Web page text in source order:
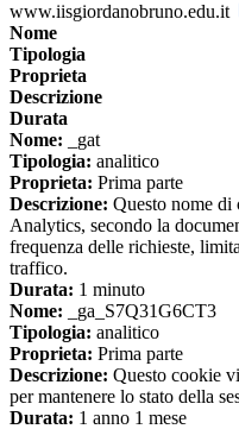
www.iisgiordanobruno.edu.it
Nome
Tipologia
Proprieta
Descrizione
Durata
Nome: _gat
Tipologia: analitico
Proprieta: Prima parte
Descrizione: Questo nome di
Analytics, secondo la
frequenza delle richieste,
traffico.
Durata: 1 minuto
Nome: _ga_S7Q31G6CT3
Tipologia: analitico
Proprieta: Prima parte
Descrizione: Questo cookie
per mantenere lo stato della
Durata: 1 anno 1 mese